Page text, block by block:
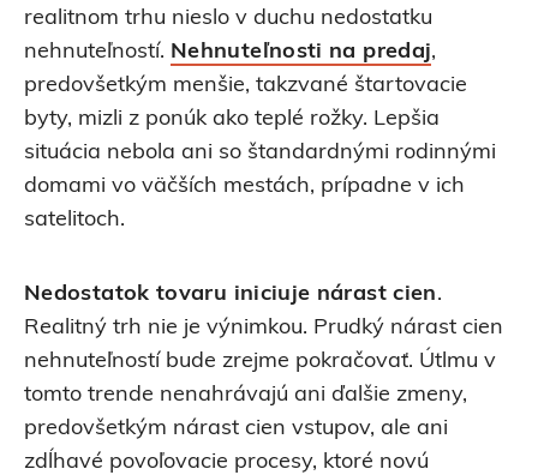
realitnom trhu nieslo v duchu nedostatku
nehnuteľností. Nehnuteľnosti na predaj,
predovšetkým menšie, takzvané štartovacie
byty, mizli z ponúk ako teplé rožky. Lepšia
situácia nebola ani so štandardnými rodinnými
domami vo väčších mestách, prípadne v ich
satelitoch.
Nedostatok tovaru iniciuje nárast cien.
Realitný trh nie je výnimkou. Prudký nárast cien
nehnuteľností bude zrejme pokračovať. Útlmu v
tomto trende nenahrávajú ani ďalšie zmeny,
predovšetkým nárast cien vstupov, ale ani
zdĺhavé povoľovacie procesy, ktoré novú